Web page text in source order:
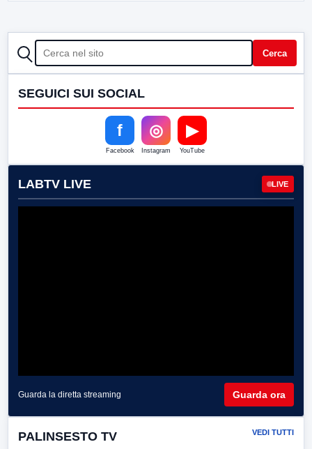
CERCA Cerca
SEGUICI SUI SOCIAL
f
Facebook
◎
Instagram
▶
YouTube
LABTV LIVE LIVE
Guarda la diretta streaming Guarda ora
PALINSESTO TV VEDI TUTTI